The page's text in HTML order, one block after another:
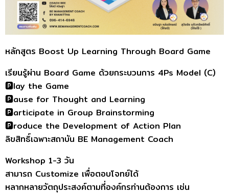
หลักสูตร Boost Up Learning Through Board Game
เรียนรู้ผ่าน Board Game ด้วยกระบวนการ 4Ps Model (C)
🅿️lay the Game
🅿️ause for Thought and Learning
🅿️articipate in Group Brainstorming
🅿️roduce the Development of Action Plan
ลิขสิทธิ์เฉพาะสถาบัน BE Management Coach
Workshop 1-3 วัน
สามารถ Customize เพื่อตอบโจทย์ได้
หลากหลายวัตถุประสงค์ตามที่องค์กรท่านต้องการ เช่น